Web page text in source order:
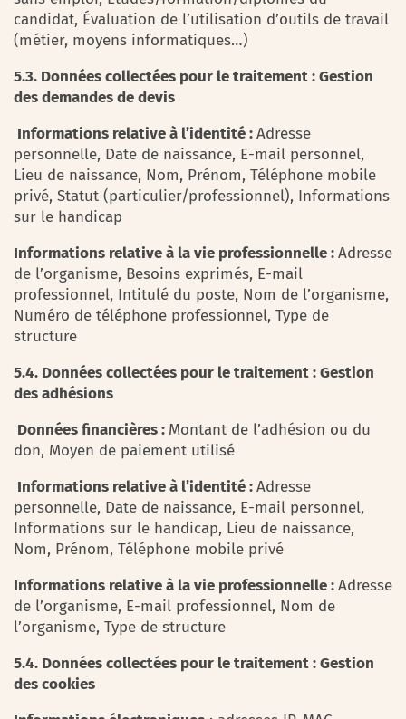
candidat, Évaluation de l’utilisation d’outils de travail
(métier, moyens informatiques…)
5.3. Données collectées pour le traitement : Gestion
des demandes de devis
Informations relative à l’identité :Adresse
personnelle, Date de naissance, E-mail personnel,
Lieu de naissance, Nom, Prénom, Téléphone mobile
privé, Statut (particulier/professionnel), Informations
sur le handicap
Informations relative à la vie professionnelle :Adresse
de l’organisme, Besoins exprimés, E-mail
professionnel, Intitulé du poste, Nom de l’organisme,
Numéro de téléphone professionnel, Type de
structure
5.4. Données collectées pour le traitement : Gestion
des adhésions
Données financières : Montant de l’adhésion ou du
don, Moyen de paiement utilisé
Informations relative à l’identité :Adresse
personnelle, Date de naissance, E-mail personnel,
Informations sur le handicap, Lieu de naissance,
Nom, Prénom, Téléphone mobile privé
Informations relative à la vie professionnelle :Adresse
de l’organisme, E-mail professionnel, Nom de
l’organisme, Type de structure
5.4. Données collectées pour le traitement : Gestion
des cookies